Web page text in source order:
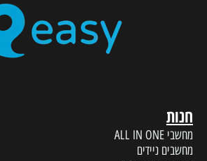
חנות
מחשבי ALL IN ONE
מחשבים ניידים